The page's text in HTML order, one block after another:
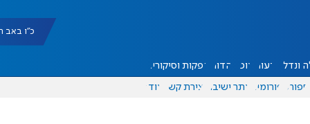
כ"ו באב
ונדל"ן דעות אוכל יהדות הפקות וסיקורים
ספורט פורומים אתר ישיבה יצירת קשר עוד